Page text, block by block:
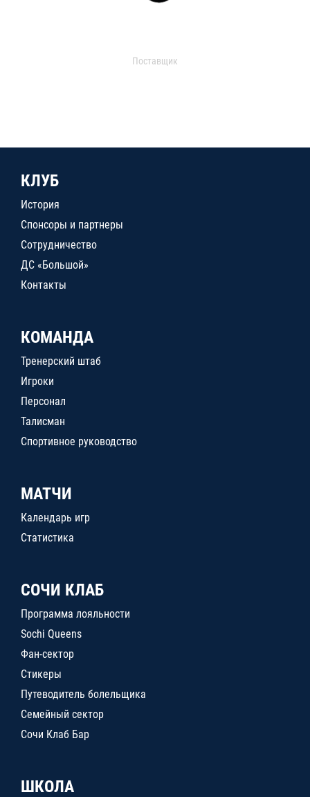
Поставщик
КЛУБ
История
Спонсоры и партнеры
Сотрудничество
ДС «Большой»
Контакты
КОМАНДА
Тренерский штаб
Игроки
Персонал
Талисман
Спортивное руководство
МАТЧИ
Календарь игр
Статистика
СОЧИ КЛАБ
Программа лояльности
Sochi Queens
Фан-сектор
Стикеры
Путеводитель болельщика
Семейный сектор
Сочи Клаб Бар
ШКОЛА